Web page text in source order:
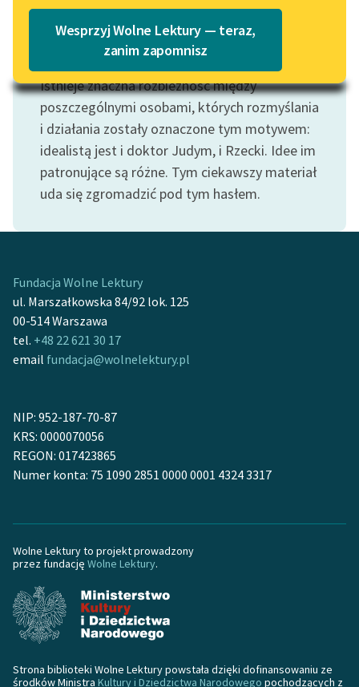
Lektury szkolne i klasyka
literatury do słuchania dla
uczennic i uczniów z
niepełnosprawnościami
E-kolekcja lektur
szkolnych i literatury do
słuchania dla uczennic i
uczniów z
skandynawskiej literatury
feministycznej
Ręce pełne poezji
Kolekcje edukacyjne
lektur szkolnych oraz
Starego Testamentu
Odkurzamy bohaterów
Lektur
Katalog w formacie PDF
O nas
Kontakt
O projekcie
Zespół
Wesprzyj Wolne Lektury — teraz,
zanim zapomnisz
Motyw: Idealista
Istnieje znaczna rozbieżność między
poszczególnymi osobami, których rozmyślania
i działania zostały oznaczone tym motywem:
idealistą jest i doktor Judym, i Rzecki. Idee im
patronujące są różne. Tym ciekawszy materiał
uda się zgromadzić pod tym hasłem.
Fundacja Wolne Lektury
ul. Marszałkowska 84/92 lok. 125
00-514 Warszawa
tel. +48 22 621 30 17
email fundacja@wolnelektury.pl
NIP: 952-187-70-87
KRS: 0000070056
REGON: 017423865
Numer konta: 75 1090 2851 0000 0001 4324 3317
Wolne Lektury to projekt prowadzony
przez fundację Wolne Lektury.
Strona biblioteki Wolne Lektury powstała dzięki dofinansowaniu ze
środków Ministra Kultury i Dziedzictwa Narodowego pochodzących z